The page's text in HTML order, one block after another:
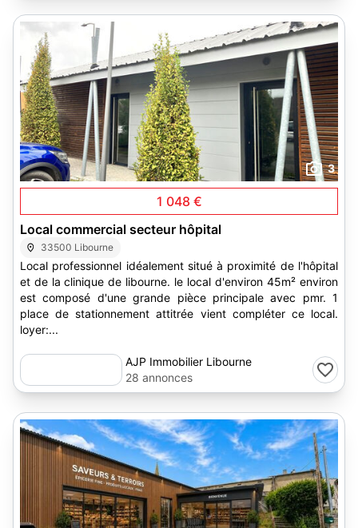
3
1 048 €
Local commercial secteur hôpital
33500 Libourne
Local professionnel idéalement situé à proximité de l'hôpital
et de la clinique de libourne. le local d'environ 45m² environ
est composé d'une grande pièce principale avec pmr. 1
place de stationnement attitrée vient compléter ce local.
loyer:...
AJP Immobilier Libourne
28 annonces